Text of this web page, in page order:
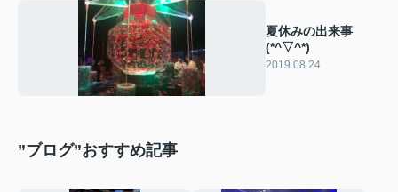
夏休みの出来事
(*^▽^*)
2019.08.24
”ブログ”おすすめ記事